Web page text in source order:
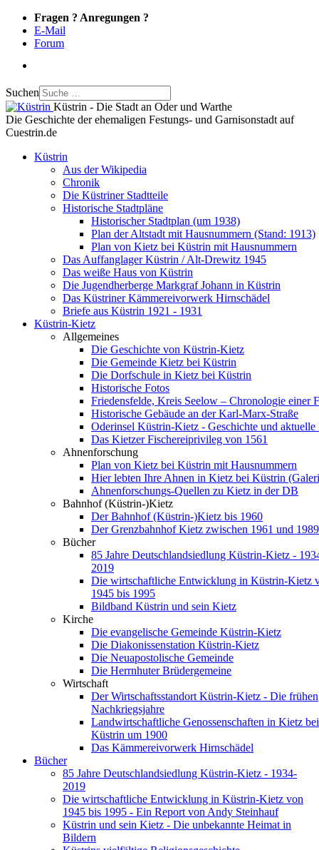
Fragen ? Anregungen ?
E-Mail
Forum
Suchen
Küstrin - Die Stadt an Oder und Warthe
Die Geschichte der ehemaligen Festungs- und Garnisonstadt auf
Cuestrin.de
Küstrin
Aus der Wikipedia
Chronik
Die Küstriner Stadtteile
Historische Stadtpläne
Historischer Stadtplan (um 1938)
Plan der Altstadt mit Hausnummern (Stand: 1913)
Plan von Kietz bei Küstrin mit Hausnummern
Das Auffanglager Küstrin / Alt-Drewitz 1945
Das weiße Haus von Küstrin
Die Jugendherberge Markgraf Johann in Küstrin
Das Küstriner Kämmereivorwerk Hirnschädel
Briefe aus Küstrin 1921 - 1931
Küstrin-Kietz
Allgemeines
Die Geschichte von Küstrin-Kietz
Die Gemeinde Kietz bei Küstrin
Die Dorfschule in Kietz bei Küstrin
Historische Fotos
Friedensfelde, Kreis Seelow – Chronologie einer
Historische Gebäude an der Karl-Marx-Straße
Oderinsel Küstrin-Kietz - Geschichte und aktuelle
Das Kietzer Fischereiprivileg von 1561
Ahnenforschung
Plan von Kietz bei Küstrin mit Hausnummern
Hier lebten Ihre Ahnen in Kietz bei Küstrin
Ahnenforschungs-Quellen zu Kietz in der DB
Bahnhof (Küstrin-)Kietz
Der Bahnhof (Küstrin-)Kietz bis 1960
Der Grenzbahnhof Kietz zwischen 1961 und 1989
Bücher
85 Jahre Deutschlandsiedlung Küstrin-Kietz -
2019
Die wirtschaftliche Entwicklung in Küstrin-Kietz
1945 bis 1995
Bildband Küstrin und sein Kietz
Kirche
Die evangelische Gemeinde Küstrin-Kietz
Die Diakonissenstation Küstrin-Kietz
Die Neuapostolische Gemeinde
Die Herrnhuter Brüdergemeine
Wirtschaft
Der Wirtschaftsstandort Küstrin-Kietz - Die frühen
Nachkriegsjahre
Landwirtschaftliche Genossenschaften in Kietz bei
Küstrin um 1900
Das Kämmereivorwerk Hirnschädel
Bücher
85 Jahre Deutschlandsiedlung Küstrin-Kietz - 1934-
2019
Die wirtschaftliche Entwicklung in Küstrin-Kietz von
1945 bis 1995 - Ein Report von Andy Steinhauf
Küstrin und sein Kietz - Die unbekannte Heimat in
Bildern